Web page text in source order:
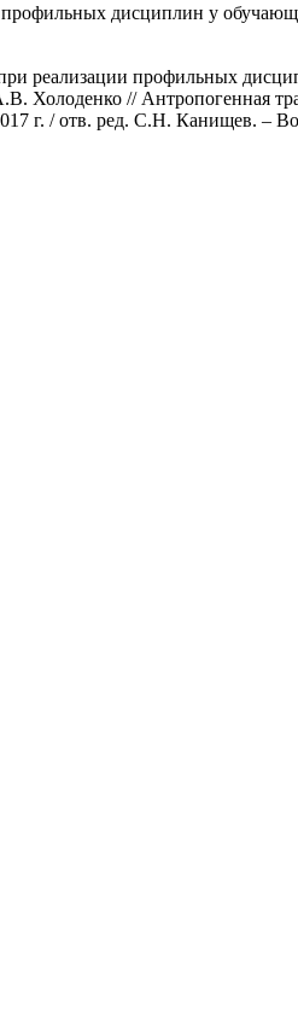
дисциплин у
реализации профильных
// Антропогенная
г. / отв. ред. С.Н. Канищев. –